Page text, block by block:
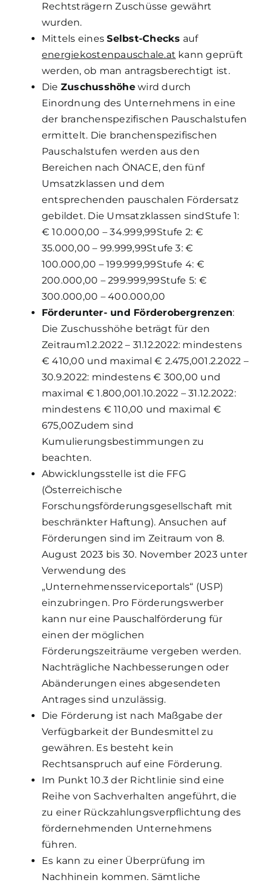
Rechtsträgern Zuschüsse gewährt
wurden.
Mittels einesSelbst-Checks auf
energiekostenpauschale.at kann geprüft
werden, ob man antragsberechtigt ist.
Die Zuschusshöhewird durch
Einordnung des Unternehmens in eine
der branchenspezifischen Pauschalstufen
ermittelt. Die branchenspezifischen
Pauschalstufen werden aus den
Bereichen nach ÖNACE, den fünf
Umsatzklassen und dem
entsprechenden pauschalen Fördersatz
gebildet. Die Umsatzklassen sind Stufe 1:
€ 10.000,00 – 34.999,99Stufe 2: €
35.000,00 – 99.999,99Stufe 3: €
100.000,00 – 199.999,99Stufe 4: €
200.000,00 – 299.999,99Stufe 5: €
300.000,00 – 400.000,00
Förderunter- und Förderobergrenzen:
Die Zuschusshöhe beträgt für den
Zeitraum1.2.2022 – 31.12.2022: mindestens
€ 410,00 und maximal € 2.475,001.2.2022 –
30.9.2022: mindestens € 300,00 und
maximal € 1.800,001.10.2022 – 31.12.2022:
mindestens € 110,00 und maximal €
675,00Zudem sind
Kumulierungsbestimmungen zu
beachten.
Abwicklungsstelle ist die FFG
(Österreichische
Forschungsförderungsgesellschaft mit
beschränkter Haftung). Ansuchen auf
Förderungen sind im Zeitraum von 8.
August 2023 bis 30. November 2023 unter
Verwendung des
„Unternehmensserviceportals“ (USP)
einzubringen. Pro Förderungswerber
kann nur eine Pauschalförderung für
einen der möglichen
Förderungszeiträume vergeben werden.
Nachträgliche Nachbesserungen oder
Abänderungen eines abgesendeten
Antrages sind unzulässig.
Die Förderung ist nach Maßgabe der
Verfügbarkeit der Bundesmittel zu
gewähren. Es besteht kein
Rechtsanspruch auf eine Förderung.
Im Punkt 10.3 der Richtlinie sind eine
Reihe von Sachverhalten angeführt, die
zu einer Rückzahlungsverpflichtung des
fördernehmenden Unternehmens
führen.
Es kann zu einer Überprüfung im
Nachhinein kommen. Sämtliche